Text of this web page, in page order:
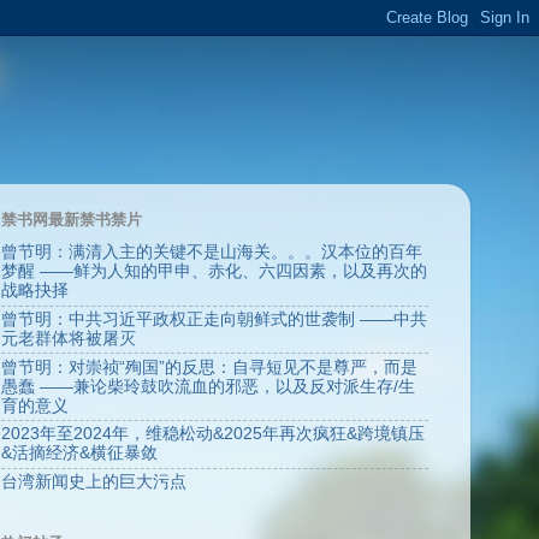
禁书网最新禁书禁片
曾节明：满清入主的关键不是山海关。。。汉本位的百年
梦醒 ——鲜为人知的甲申、赤化、六四因素，以及再次的
战略抉择
曾节明：中共习近平政权正走向朝鲜式的世袭制 ——中共
元老群体将被屠灭
曾节明：对崇祯“殉国”的反思：自寻短见不是尊严，而是
愚蠢 ——兼论柴玲鼓吹流血的邪恶，以及反对派生存/生
育的意义
2023年至2024年，维稳松动&2025年再次疯狂&跨境镇压
&活摘经济&横征暴敛
台湾新闻史上的巨大污点